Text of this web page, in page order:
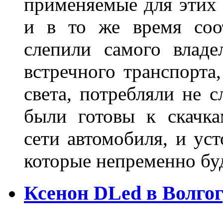
и в то же время
слепили самого
встречного
света, потребляли не
были готовы к
сети автомобиля, и
которые непременно
Ксенон DLed в